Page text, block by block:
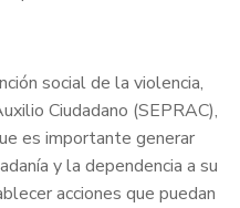
social de la violencia,
Ciudadano (SEPRAC),
es importante generar
y la dependencia a su
acciones que puedan